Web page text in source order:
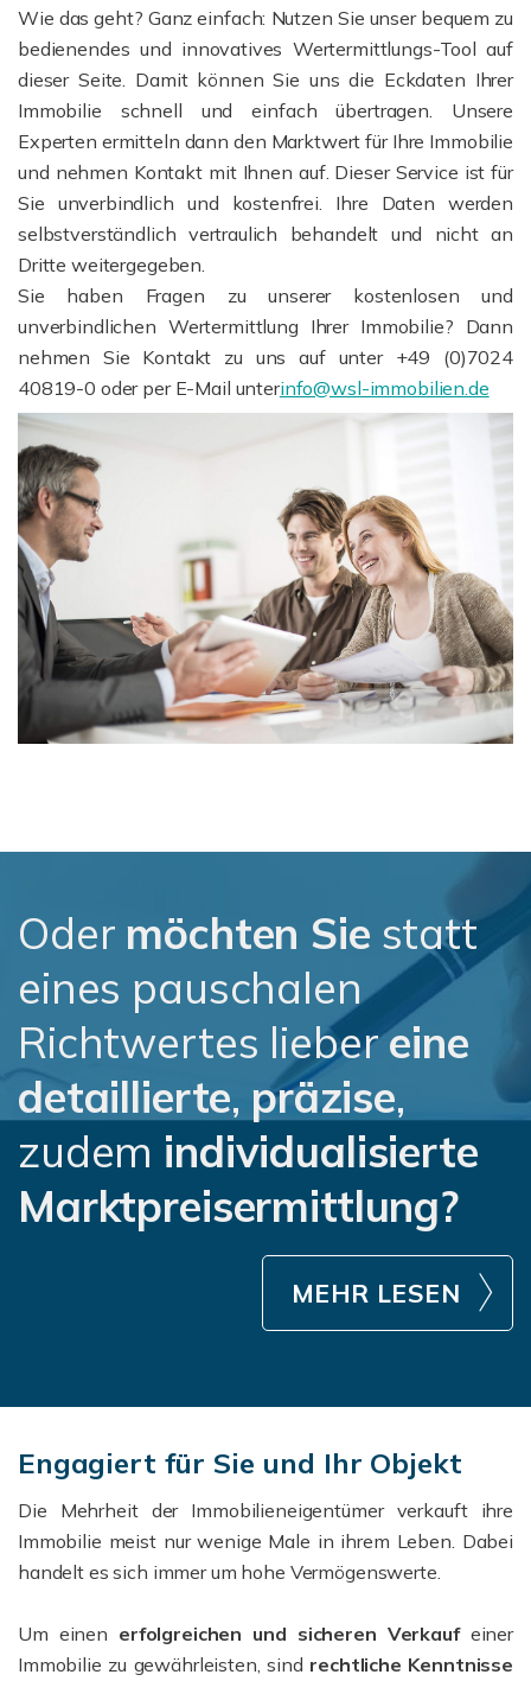
Wie das geht? Ganz einfach: Nutzen Sie unser bequem zu
bedienendes und innovatives Wertermittlungs-Tool auf
dieser Seite. Damit können Sie uns die Eckdaten Ihrer
Immobilie schnell und einfach übertragen. Unsere
Experten ermitteln dann den Marktwert für Ihre Immobilie
und nehmen Kontakt mit Ihnen auf. Dieser Service ist für
Sie unverbindlich und kostenfrei. Ihre Daten werden
selbstverständlich vertraulich behandelt und nicht an
Dritte weitergegeben.
Sie haben Fragen zu unserer kostenlosen und
unverbindlichen Wertermittlung Ihrer Immobilie? Dann
nehmen Sie Kontakt zu uns auf unter +49 (0)7024
40819-0 oder per E-Mail unterinfo@wsl-immobilien.de
Oder möchten Sie statt
eines pauschalen
Richtwertes liebereine
detaillierte, präzise,
zudem individualisierte
Marktpreisermittlung?
MEHR LESEN
Engagiert für Sie und Ihr Objekt
Die Mehrheit der Immobilieneigentümer verkauft ihre
Immobilie meist nur wenige Male in ihrem Leben. Dabei
handelt es sich immer um hohe Vermögenswerte.
Um einen erfolgreichen und sicheren Verkaufeiner
Immobilie zu gewährleisten, sind rechtliche Kenntnisse